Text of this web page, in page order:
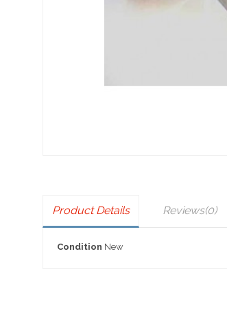
Product Details Reviews(0)
Condition New